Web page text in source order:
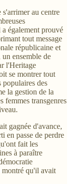
s'arrimer au centre
également prouvé
tout message
républicaine et
ensemble de
l'Heritage
se montrer tout
populaires des
la gestion de la
femmes transgenres
gagnée d'avance,
en passe de perdre
fait les
à paraître
montré qu'il avait